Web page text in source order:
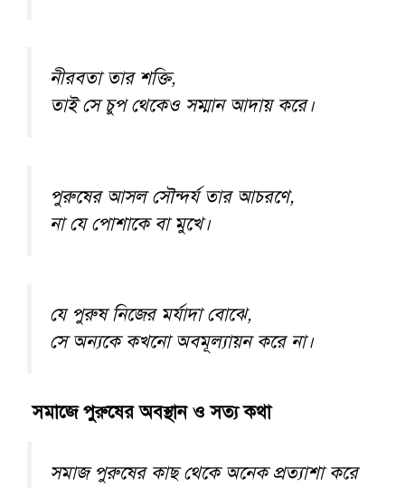
নীরবতা তার শক্তি,
তাই সে চুপ থেকেও সম্মান আদায় করে।
পুরুষের আসল সৌন্দর্য তার আচরণে,
না যে পোশাকে বা মুখে।
যে পুরুষ নিজের মর্যাদা বোঝে,
সে অন্যকে কখনো অবমূল্যায়ন করে না।
সমাজে পুরুষের অবস্থান ও সত্য কথা
সমাজ পুরুষের কাছ থেকে অনেক প্রত্যাশা করে